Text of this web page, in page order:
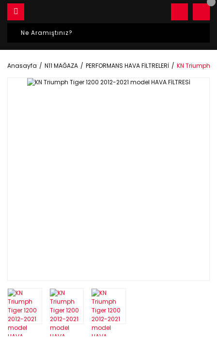
Anasayfa N11 MAĞAZA PERFORMANS HAVA FİLTRELERİ KN Triumph